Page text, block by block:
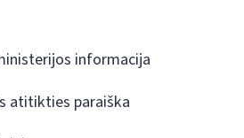
informacija
atitikties paraiška